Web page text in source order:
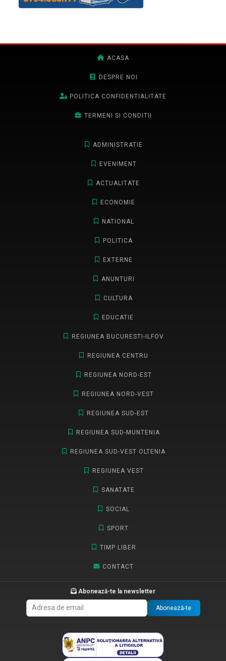
ACASA
DESPRE NOI
POLITICA CONFIDENTIALITATE
TERMENI SI CONDITII
ADMINISTRATIE
EVENIMENT
ACTUALITATE
ECONOMIE
NATIONAL
POLITICA
EXTERNE
ANUNTURI
CULTURA
EDUCATIE
REGIUNEA BUCURESTI-ILFOV
REGIUNEA CENTRU
REGIUNEA NORD-EST
REGIUNEA NORD-VEST
REGIUNEA SUD-EST
REGIUNEA SUD-MUNTENIA
REGIUNEA SUD-VEST OLTENIA
REGIUNEA VEST
SANATATE
SOCIAL
SPORT
TIMP LIBER
CONTACT
Abonează-te la newsletter
Abonează-te